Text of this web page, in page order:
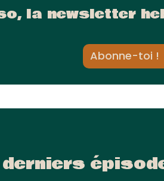
la newsletter
Abonne-toi !
derniers